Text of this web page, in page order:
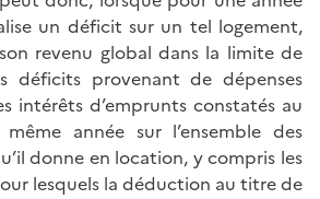
un déficit sur un tel logement,
revenu global dans la limite de
déficits provenant de dépenses
intérêts d’emprunts constatés au
année sur l’ensemble des
donne en location, y compris les
lesquels la déduction au titre de